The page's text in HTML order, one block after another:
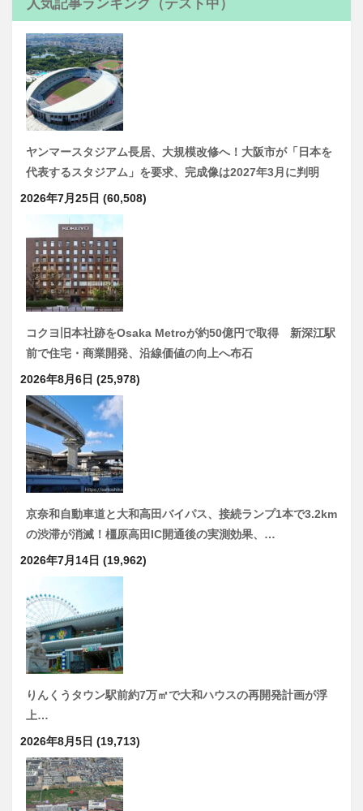
人気記事ランキング（テスト中）
ヤンマースタジアム長居、大規模改修へ！大阪市が「日本を
代表するスタジアム」を要求、完成像は2027年3月に判明
2026年7月25日 (60,508)
コクヨ旧本社跡をOsaka Metroが約50億円で取得 新深江駅
前で住宅・商業開発、沿線価値の向上へ布石
2026年8月6日 (25,978)
京奈和自動車道と大和高田バイパス、接続ランプ1本で3.2km
の渋滞が消滅！橿原高田IC開通後の実測効果、…
2026年7月14日 (19,962)
りんくうタウン駅前約7万㎡で大和ハウスの再開発計画が浮
上…
2026年8月5日 (19,713)